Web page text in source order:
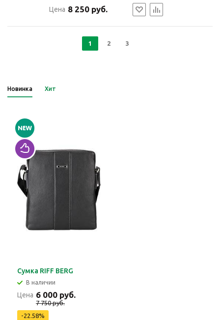
Цена 8 250 руб.
1 2 3
Новинка Хит
Сумка RIFF BERG
В наличии
Цена 6 000 руб.
7 750 руб.
-22.58%